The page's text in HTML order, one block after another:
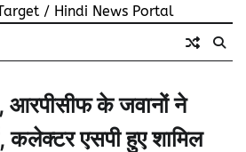
/ Hindi News Portal
आरपीसीफ के जवानों ने
कलेक्टर एसपी हुए शामिल